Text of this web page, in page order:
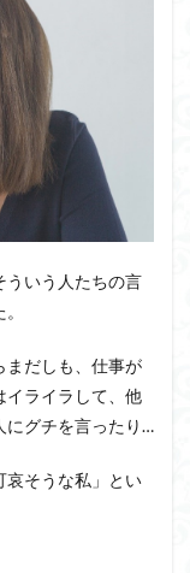
ういう人たちの言
まだしも、仕事が
イライラして、他
にグチを言ったり…
哀そうな私」とい